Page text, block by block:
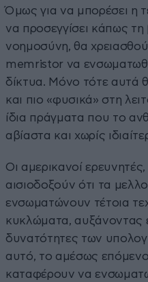
Όμως για να μπορέσει η
να προσεγγίσει κάπως τη
νοημοσύνη, θα
memristor να
δίκτυα. Μόνο τότε αυτά
και πιο «φυσικά» στη
ίδια πράγματα που το
αβίαστα και χωρίς
Οι αμερικανοί
αισιοδοξούν ότι τα
ενσωματώνουν τέτοια
κυκλώματα, αυξάνοντας
δυνατότητες των
αυτό, το αμέσως
καταφέρουν να